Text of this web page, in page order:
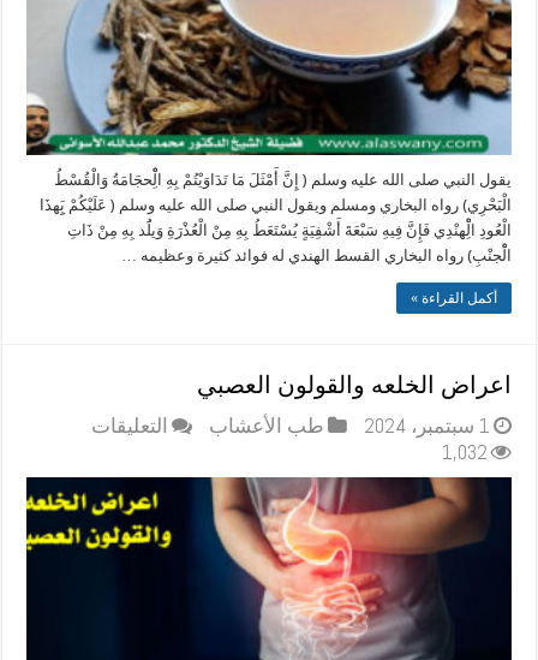
يقول النبي صلى الله عليه وسلم ( إِنَّ أَمْثَلَ مَا تَدَاوَيْتُمْ بِهِ الِْْحجَامَةُ وَالْقُسْطُ
الْبَحْرِي) رواه البخاري ومسلم ويقول النبي صلى الله عليه وسلم ( عَلَيْكُمْ بَِِهذَا
الْعُودِ الِْْهنْدِي فَإِنَّ فِيهِ سَبْعَةَ أَشْفِيَةٍ يُسْتَعَطُ بِهِ مِنْ الْعُذْرَةِ وَيلَُد بِهِ مِنْ ذَاتِ
الَْْجنْبِ) رواه البخاري القسط الهندي له فوائد كثيرة وعظيمه …
أكمل القراءة »
اعراض الخلعه والقولون العصبي
1 سبتمبر، 2024 طب الأعشاب التعليقات
الخلعه
والقولون
العصبي
مغلقة
1,032